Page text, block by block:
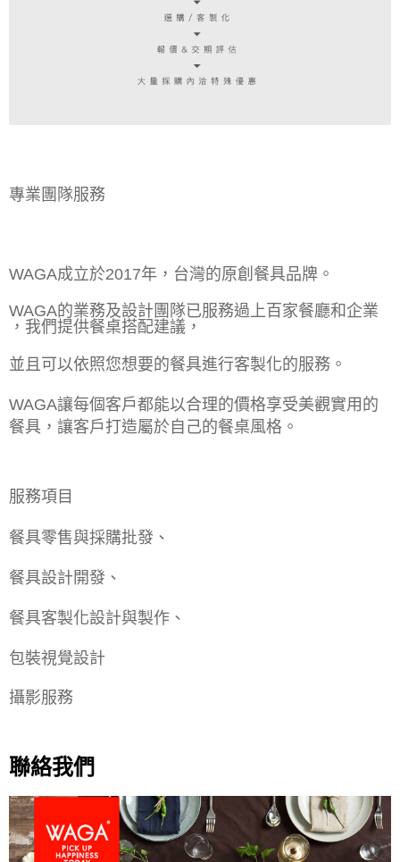
專業團隊服務
WAGA成立於2017年，台灣的原創餐具品牌。
WAGA的業務及設計團隊已服務過上百家餐廳和企業
，我們提供餐桌搭配建議，
並且可以依照您想要的餐具進行客製化的服務。
WAGA讓每個客戶都能以合理的價格享受美觀實用的
餐具，讓客戶打造屬於自己的餐桌風格。
服務項目
餐具零售與採購批發、
餐具設計開發、
餐具客製化設計與製作、
包裝視覺設計
攝影服務
聯絡我們